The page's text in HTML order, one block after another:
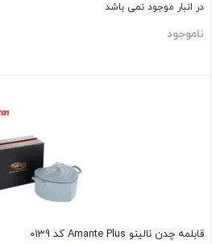
در انبار موجود نمی باشد
ناموجود
قابلمه چدن نالينو Amante Plus كد 0139